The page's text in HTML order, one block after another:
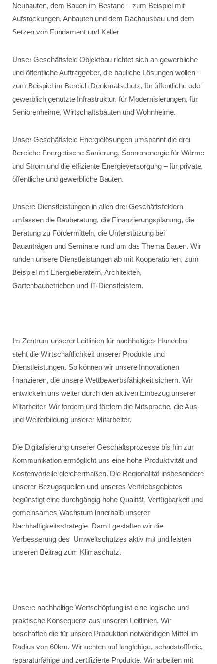
Neubauten, dem Bauen im Bestand – zum Beispiel mit
Aufstockungen, Anbauten und dem Dachausbau und dem
Setzen von Fundament und Keller.
Unser Geschäftsfeld Objektbau richtet sich an gewerbliche
und öffentliche Auftraggeber, die bauliche Lösungen wollen –
zum Beispiel im Bereich Denkmalschutz, für öffentliche oder
gewerblich genutzte Infrastruktur, für Modernisierungen, für
Seniorenheime, Wirtschaftsbauten und Wohnheime.
Unser Geschäftsfeld Energielösungen umspannt die drei
Bereiche Energetische Sanierung, Sonnenenergie für Wärme
und Strom und die effiziente Energieversorgung – für private,
öffentliche und gewerbliche Bauten.
Unsere Dienstleistungen in allen drei Geschäftsfeldern
umfassen die Bauberatung, die Finanzierungsplanung, die
Beratung zu Fördermitteln, die Unterstützung bei
Bauanträgen und Seminare rund um das Thema Bauen. Wir
runden unsere Dienstleistungen ab mit Kooperationen, zum
Beispiel mit Energieberatern, Architekten,
Gartenbaubetrieben und IT-Dienstleistern.
Im Zentrum unserer Leitlinien für nachhaltiges Handelns
steht die Wirtschaftlichkeit unserer Produkte und
Dienstleistungen. So können wir unsere Innovationen
finanzieren, die unsere Wettbewerbsfähigkeit sichern. Wir
entwickeln uns weiter durch den aktiven Einbezug unserer
Mitarbeiter. Wir fordern und fördern die Mitsprache, die Aus-
und Weiterbildung unserer Mitarbeiter.
Die Digitalisierung unserer Geschäftsprozesse bis hin zur
Kommunikation ermöglicht uns eine hohe Produktivität und
Kostenvorteile gleichermaßen. Die Regionalität insbesondere
unserer Bezugsquellen und unseres Vertriebsgebietes
begünstigt eine durchgängig hohe Qualität, Verfügbarkeit und
gemeinsames Wachstum innerhalb unserer
Nachhaltigkeitsstrategie. Damit gestalten wir die
Verbesserung des Umweltschutzes aktiv mit und leisten
unseren Beitrag zum Klimaschutz.
Unsere nachhaltige Wertschöpfung ist eine logische und
praktische Konsequenz aus unseren Leitlinien. Wir
beschaffen die für unsere Produktion notwendigen Mittel im
Radius von 60km. Wir achten auf langlebige, schadstofffreie,
reparaturfähige und zertifizierte Produkte. Wir arbeiten mit